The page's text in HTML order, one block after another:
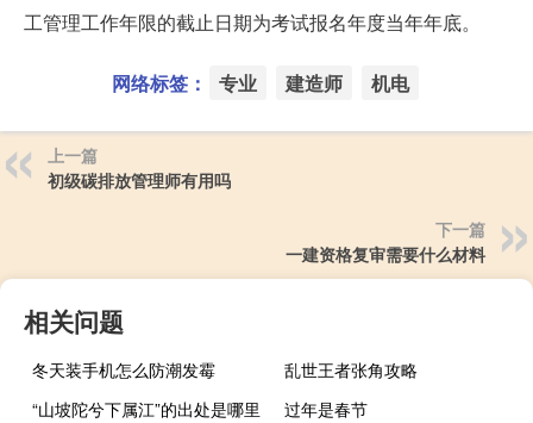
工管理工作年限的截止日期为考试报名年度当年年底。
网络标签： 专业 建造师 机电
上一篇
初级碳排放管理师有用吗
下一篇
一建资格复审需要什么材料
相关问题
冬天装手机怎么防潮发霉
乱世王者张角攻略
“山坡陀兮下属江”的出处是哪里
过年是春节